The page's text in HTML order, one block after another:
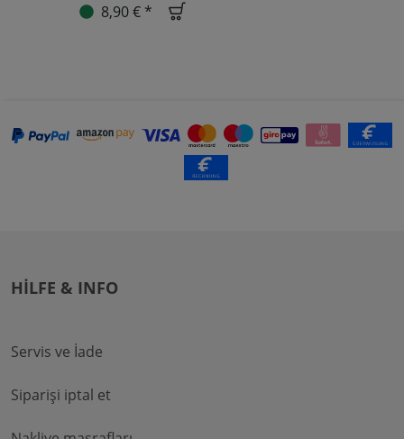
8,90 € *
HILFE & INFO
Servis ve İade
Siparişi iptal et